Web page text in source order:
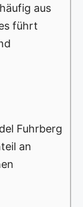
aus
führt
Fuhrberg
an